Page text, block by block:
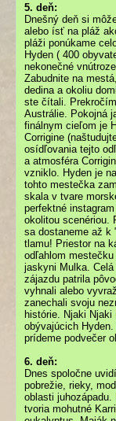
5. deň:
Dnešný deň si
alebo ísť na pláž
pláži ponúkame
Hyden ( 400
nekonečné
Zabudnite na
dedina a okoliu
ste čítali.
Austrálie. Pokojná
finálnym cieľom je
Corrigine
osídľovania tejto
a atmosféra
vzniklo. Hyden je
tohto mestečka
skala v tvare
perfektné
okolitou scenériou.
sa dostaneme až k
tlamu! Priestor na
odľahlom
jaskyni Mulka.
zájazdu patrila
vyhnali alebo
zanechali svoju
histórie. Njaki
obývajúcich
prídeme podvečer
6. deň:
Dnes spoločne
pobrežie, rieky,
oblasti
tvoria mohutné